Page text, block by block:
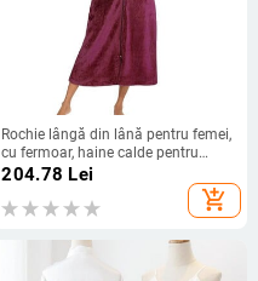
Rochie lângă din lână pentru femei,
cu fermoar, haine calde pentru
femei, toamnă iarnă, haină, glugă,
204.78 Lei
add_shopping_cart